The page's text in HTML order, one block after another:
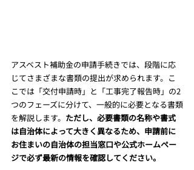
アスベスト補助金の申請手続きでは、段階に応
じてさまざまな書類の提出が求められます。こ
こでは「交付申請時」と「工事完了報告時」の2
つのフェーズに分けて、一般的に必要となる書類
を解説します。 ただし、必要書類の名称や書式
は自治体によって大きく異なるため、申請前に
お住まいの自治体の担当窓口や公式ホームペー
ジで必ず最新の情報を確認してください。